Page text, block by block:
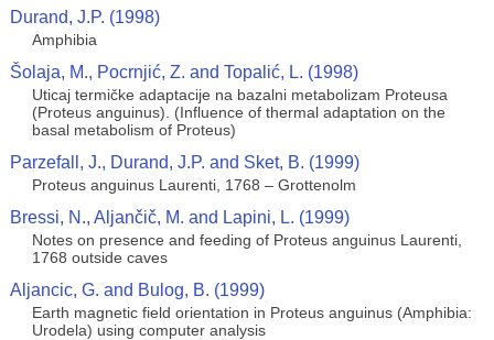
Durand, J.P. (1998)
Amphibia
Šolaja, M., Pocrnjić, Z. and Topalić, L. (1998)
Uticaj termičke adaptacije na bazalni metabolizam Proteusa
(Proteus anguinus). (Influence of thermal adaptation on the
basal metabolism of Proteus)
Parzefall, J., Durand, J.P. and Sket, B. (1999)
Proteus anguinus Laurenti, 1768 – Grottenolm
Bressi, N., Aljančič, M. and Lapini, L. (1999)
Notes on presence and feeding of Proteus anguinus Laurenti,
1768 outside caves
Aljancic, G. and Bulog, B. (1999)
Earth magnetic field orientation in Proteus anguinus (Amphibia:
Urodela) using computer analysis